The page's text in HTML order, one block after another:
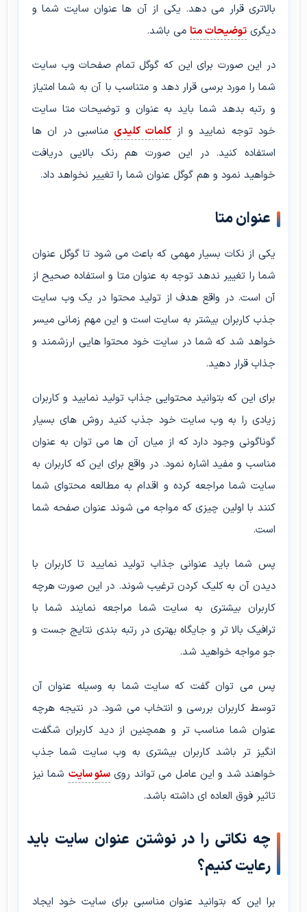
بالاتری قرار می دهد. یکی از آن ها عنوان سایت شما و
دیگری توضیحات متا می باشد.
در این صورت برای این که گوگل تمام صفحات وب سایت
شما را مورد برسی قرار دهد و متناسب با آن به شما امتیاز
و رتبه بدهد شما باید به عنوان و توضیحات متا سایت
خود توجه نمایید و ازکلمات کلیدی مناسبی در ان ها
استفاده کنید. در این صورت هم رنک بالایی دریافت
خواهید نمود و هم گوگل عنوان شما را تغییر نخواهد داد.
عنوان متا
یکی از نکات بسیار مهمی که باعث می شود تا گوگل عنوان
شما را تغییر ندهد توجه به عنوان متا و استفاده صحیح از
آن است. در واقع هدف از تولید محتوا در یک وب سایت
جذب کاربران بیشتر به سایت است و این مهم زمانی میسر
خواهد شد که شما در سایت خود محتوا هایی ارزشمند و
جذاب قرار دهید.
برای این که بتوانید محتوایی جذاب تولید نمایید و کاربران
زیادی را به وب سایت خود جذب کنید روش های بسیار
گوناگونی وجود دارد که از میان آن ها می توان به عنوان
مناسب و مفید اشاره نمود. در واقع برای این که کاربران به
سایت شما مراجعه کرده و اقدام به مطالعه محتوای شما
کنند با اولین چیزی که مواجه می شوند عنوان صفحه شما
است.
پس شما باید عنوانی جذاب تولید نمایید تا کاربران با
دیدن آن به کلیک کردن ترغیب شوند. در این صورت هرچه
کاربران بیشتری به سایت شما مراجعه نمایند شما با
ترافیک بالا تر و جایگاه بهتری در رتبه بندی نتایج جست و
جو مواجه خواهید شد.
پس می توان گفت که سایت شما به وسیله عنوان آن
توسط کاربران بررسی و انتخاب می شود. در نتیجه هرچه
عنوان شما مناسب تر و همچنین از دید کاربران شگفت
انگیز تر باشد کاربران بیشتری به وب سایت شما جذب
خواهند شد و این عامل می تواند روی سئو سایت شما نیز
تاثیر فوق العاده ای داشته باشد.
چه نکاتی را در نوشتن عنوان سایت باید
رعایت کنیم؟
برا این که بتوانید عنوان مناسبی برای سایت خود ایجاد